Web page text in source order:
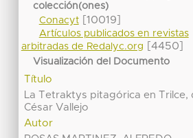
colección(ones)
Conacyt[10019]
Artículos publicados en revistas
arbitradas de Redalyc.org
[4450]
Visualización del Documento
Título
La Tetraktys pitagórica en Trilce,
César Vallejo
Autor